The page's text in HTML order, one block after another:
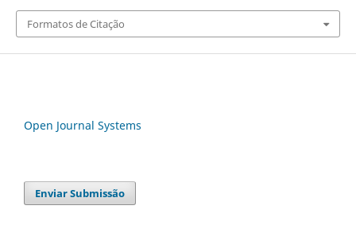
Formatos de Citação
Open Journal Systems
Enviar Submissão